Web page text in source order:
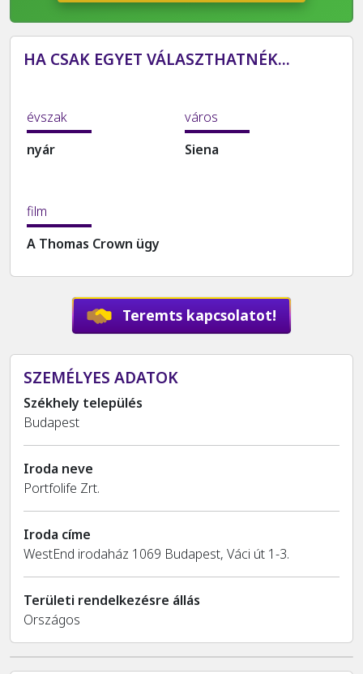
HA CSAK EGYET VÁLASZTHATNÉK...
évszak
nyár
város
Siena
film
A Thomas Crown ügy
Teremts kapcsolatot!
SZEMÉLYES ADATOK
Székhely település
Budapest
Iroda neve
Portfolife Zrt.
Iroda címe
WestEnd irodaház 1069 Budapest, Váci út 1-3.
Területi rendelkezésre állás
Országos